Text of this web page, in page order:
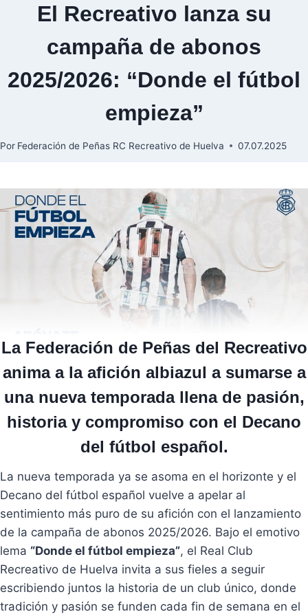
El Recreativo lanza su
campaña de abonos
2025/2026: “Donde el fútbol
empieza”
Por Federación de Peñas RC Recreativo de Huelva 07.07.2025
La Federación de Peñas del Recreativo
anima a la afición albiazul a sumarse a
una nueva temporada llena de pasión,
historia y compromiso con el Decano
del fútbol español.
La nueva temporada ya se asoma en el horizonte y el
Decano del fútbol español vuelve a apelar al
sentimiento más puro de su afición con el lanzamiento
de la campaña de abonos 2025/2026. Bajo el emotivo
lema “Donde el fútbol empieza”, el Real Club
Recreativo de Huelva invita a sus fieles a seguir
escribiendo juntos la historia de un club único, donde
tradición y pasión se funden cada fin de semana en el